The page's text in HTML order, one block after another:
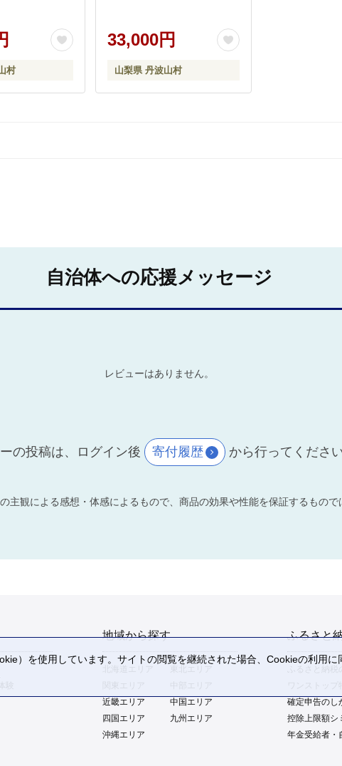
村
33,000円
山梨県 丹波山村
自治体への応援メッセージ
レビューはありません。
の投稿は、ログイン後 寄付履歴 から行ってください
主観による感想・体感によるもので、商品の効果や性能を保証するもので
地域から探す
近畿エリア
中国エリア
四国エリア
九州エリア
沖縄エリア
ふるさと
ふるさと納税
ワンストップ
確定申告のし
控除上限額シ
年金受給者・
）を使用しています。サイトの閲覧を継続された場合、Cookieの利用に